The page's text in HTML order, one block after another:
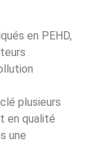
en PEHD,
plusieurs
en qualité
une